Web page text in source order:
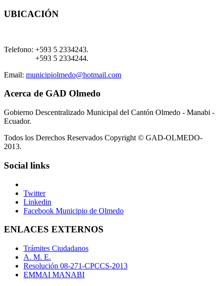
UBICACIÓN
Telefono: +593 5 2334243.
+593 5 2334244.
Email: municipiolmedo@hotmail.com
Acerca de GAD Olmedo
Gobierno Descentralizado Municipal del Cantón Olmedo - Manabi -
Ecuador.
Todos los Derechos Reservados Copyright © GAD-OLMEDO-
2013.
Social links
Twitter
Linkedin
Facebook Municipio de Olmedo
ENLACES EXTERNOS
Trámites Ciudadanos
A. M. E.
Resolución 08-271-CPCCS-2013
EMMAI MANABI